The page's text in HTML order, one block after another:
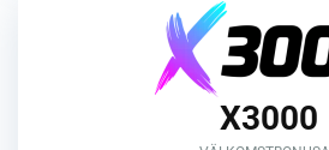
X3000